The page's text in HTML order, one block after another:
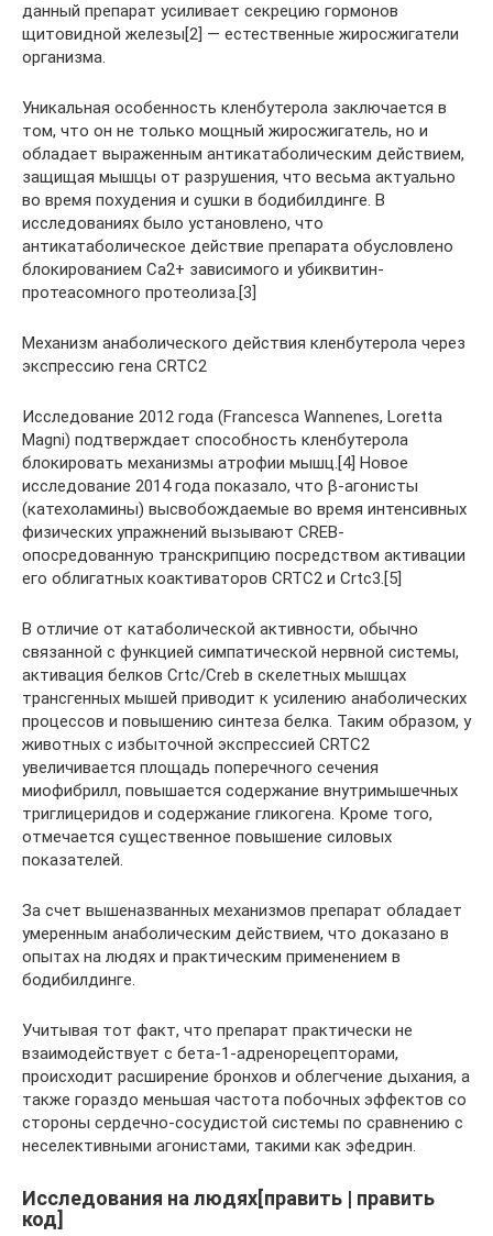
данный препарат усиливает секрецию гормонов
щитовидной железы[2] — естественные жиросжигатели
организма.
Уникальная особенность кленбутерола заключается в
том, что он не только мощный жиросжигатель, но и
обладает выраженным антикатаболическим действием,
защищая мышцы от разрушения, что весьма актуально
во время похудения и сушки в бодибилдинге. В
исследованиях было установлено, что
антикатаболическое действие препарата обусловлено
блокированием Ca2+ зависимого и убиквитин-
протеасомного протеолиза.[3]
Механизм анаболического действия кленбутерола через
экспрессию гена СRTC2
Исследование 2012 года (Francesca Wannenes, Loretta
Magni) подтверждает способность кленбутерола
блокировать механизмы атрофии мышц.[4] Новое
исследование 2014 года показало, что β-агонисты
(катехоламины) высвобождаемые во время интенсивных
физических упражнений вызывают CREB-
опосредованную транскрипцию посредством активации
его облигатных коактиваторов CRTC2 и Crtc3.[5]
В отличие от катаболической активности, обычно
связанной с функцией симпатической нервной системы,
активация белков Crtc/Creb в скелетных мышцах
трансгенных мышей приводит к усилению анаболических
процессов и повышению синтеза белка. Таким образом, у
животных с избыточной экспрессией CRTC2
увеличивается площадь поперечного сечения
миофибрилл, повышается содержание внутримышечных
триглицеридов и содержание гликогена. Кроме того,
отмечается существенное повышение силовых
показателей.
За счет вышеназванных механизмов препарат обладает
умеренным анаболическим действием, что доказано в
опытах на людях и практическим применением в
бодибилдинге.
Учитывая тот факт, что препарат практически не
взаимодействует с бета-1-адренорецепторами,
происходит расширение бронхов и облегчение дыхания, а
также гораздо меньшая частота побочных эффектов со
стороны сердечно-сосудистой системы по сравнению с
неселективными агонистами, такими как эфедрин.
Исследования на людях[править | править
код]